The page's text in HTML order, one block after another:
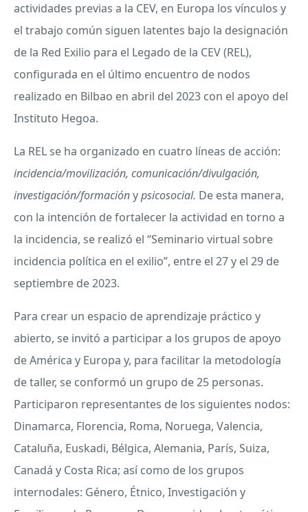
actividades previas a la CEV, en Europa los vínculos y
el trabajo común siguen latentes bajo la designación
de la Red Exilio para el Legado de la CEV (REL),
configurada en el último encuentro de nodos
realizado en Bilbao en abril del 2023 con el apoyo del
Instituto Hegoa.
La REL se ha organizado en cuatro líneas de acción:
incidencia/movilización, comunicación/divulgación,
investigación/formaciónypsicosocial. De esta manera,
con la intención de fortalecer la actividad en torno a
la incidencia, se realizó el “Seminario virtual sobre
incidencia política en el exilio”, entre el 27 y el 29 de
septiembre de 2023.
Para crear un espacio de aprendizaje práctico y
abierto, se invitó a participar a los grupos de apoyo
de América y Europa y, para facilitar la metodología
de taller, se conformó un grupo de 25 personas.
Participaron representantes de los siguientes nodos:
Dinamarca, Florencia, Roma, Noruega, Valencia,
Cataluña, Euskadi, Bélgica, Alemania, París, Suiza,
Canadá y Costa Rica; así como de los grupos
internodales: Género, Étnico, Investigación y